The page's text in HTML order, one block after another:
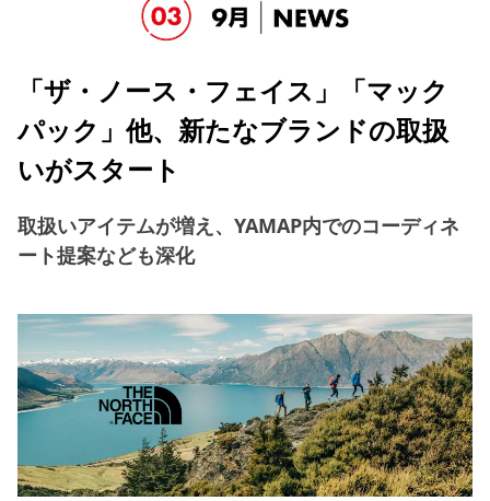
「ザ・ノース・フェイス」「マック
パック」他、新たなブランドの取扱
いがスタート
取扱いアイテムが増え、YAMAP内でのコーディネ
ート提案なども深化